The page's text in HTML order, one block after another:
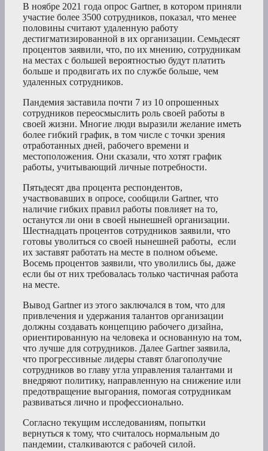
В ноябре 2021 года опрос Gartner, в котором приняли
участие более 3500 сотрудников, показал, что менее
половины считают удаленную работу
дестигматизированной в их организации. Семьдесят
процентов заявили, что, по их мнению, сотрудникам
на местах с большей вероятностью будут платить
больше и продвигать их по службе больше, чем
удаленных сотрудников.
Пандемия заставила почти 7 из 10 опрошенных
сотрудников переосмыслить роль своей работы в
своей жизни. Многие люди выразили желание иметь
более гибкий график, в том числе с точки зрения
отработанных дней, рабочего времени и
местоположения. Они сказали, что хотят график
работы, учитывающий личные потребности.
Пятьдесят два процента респондентов,
участвовавших в опросе, сообщили Gartner, что
наличие гибких правил работы повлияет на то,
останутся ли они в своей нынешней организации.
Шестнадцать процентов сотрудников заявили, что
готовы уволиться со своей нынешней работы, если
их заставят работать на месте в полном объеме.
Восемь процентов заявили, что уволились бы, даже
если бы от них требовалась только частичная работа
на месте.
Вывод Gartner из этого заключался в том, что для
привлечения и удержания талантов организации
должны создавать концепцию рабочего дизайна,
ориентированную на человека и основанную на том,
что лучше для сотрудников. Далее Gartner заявила,
что прогрессивные лидеры ставят благополучие
сотрудников во главу угла управления талантами и
внедряют политику, направленную на снижение или
предотвращение выгорания, помогая сотрудникам
развиваться лично и профессионально.
Согласно текущим исследованиям, попытки
вернуться к тому, что считалось нормальным до
пандемии, сталкиваются с рабочей силой.